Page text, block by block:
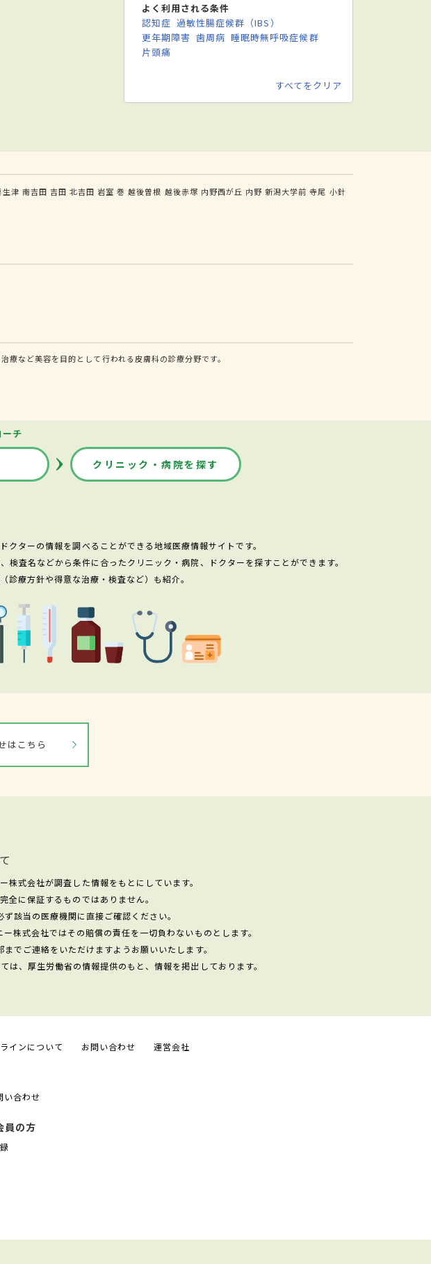
よく利用される条件
認知症 過敏性腸症候群（IBS）
更年期障害 歯周病 睡眠時無呼吸症候群
片頭痛
すべてをクリア
生津 南吉田 吉田 北吉田 岩室 巻 越後曽根 越後赤塚 内野西が丘 内野 新潟大学前 寺尾 小針
など美容を目的として行われる皮膚科の診療分野です。
チ
クリニック・病院を探す
ターの情報を調べることができる地域医療情報サイトです。
査名などから条件に合ったクリニック・病院、ドクターを探すことができます。
療方針や得意な治療・検査など）も紹介。
はこちら
式会社が調査した情報をもとにしています。
全に保証するものではありません。
該当の医療機関に直接ご確認ください。
株式会社ではその賠償の責任を一切負わないものとします。
でご連絡をいただけますようお願いいたします。
、厚生労働省の情報提供のもと、情報を掲出しております。
インについて お問い合わせ 運営会社
い合わせ
員の方